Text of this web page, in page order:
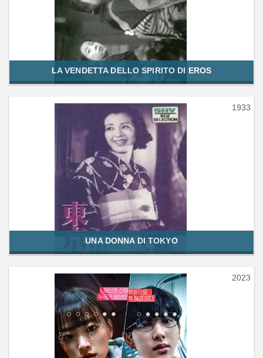
LA VENDETTA DELLO SPIRITO DI EROS
1933
UNA DONNA DI TOKYO
2023